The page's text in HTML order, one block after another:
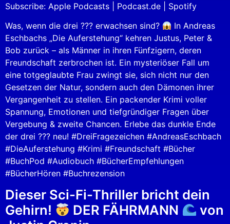
Spotify
RSS FEED
LINK
EMBED
Subscribe: Apple Podcasts Podcast.de
Spotify
Was, wenn die drei ??? erwachsen sind?
In Andreas
Eschbachs „Die Auferstehung“ kehren Justus, Peter &
Bob zurück – als Männer in ihren Fünfzigern, deren
Freundschaft zerbrochen ist. Ein mysteriöser Fall um
eine totgeglaubte Frau zwingt sie, sich nicht nur den
Gesetzen der Natur, sondern auch den Dämonen ihrer
Vergangenheit zu stellen. Ein packender Krimi voller
Spannung, Emotionen und tiefgründiger Fragen über
Vergebung & zweite Chancen. Erlebe das dunkle Ende
der drei ??? neu! #DreiFragezeichen #AndreasEschbach
#DieAuferstehung #Krimi #Freundschaft #Bücher
#BuchPod #Audiobuch #BücherEmpfehlungen
#BücherHören #Buchrezension
Dieser Sci-Fi-Thriller bricht dein
Gehirn!
DER FÄHRMANN
von